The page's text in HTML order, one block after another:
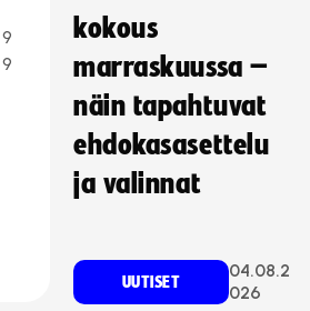
9
9
kokous
marraskuussa –
näin tapahtuvat
ehdokasasettelu
ja valinnat
UUTISET
04.08.2
026